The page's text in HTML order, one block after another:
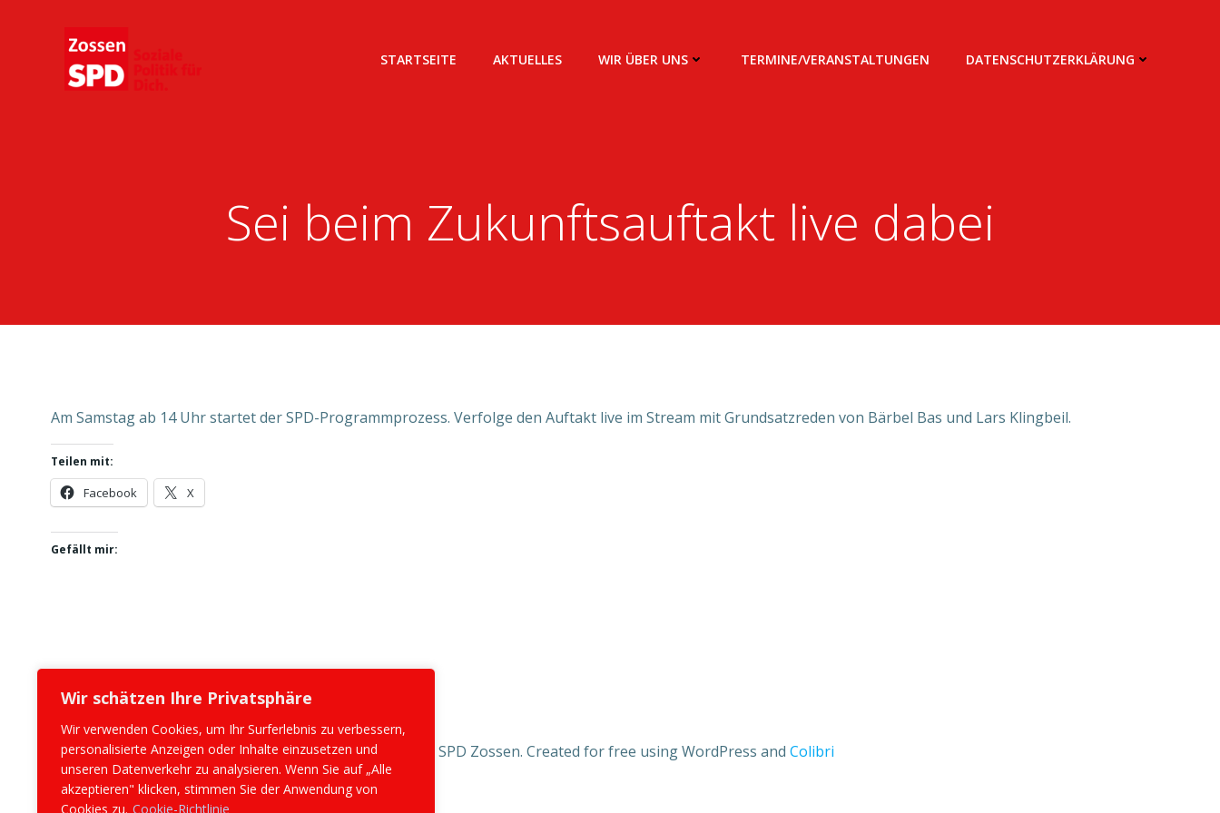
Wir schätzen Ihre Privatsphäre
Wir verwenden Cookies, um Ihr Surferlebnis zu verbessern,
personalisierte Anzeigen oder Inhalte einzusetzen und
unseren Datenverkehr zu analysieren. Wenn Sie auf „Alle
akzeptieren" klicken, stimmen Sie der Anwendung von
Cookies zu. Cookie-Richtlinie
STARTSEITE AKTUELLES WIR ÜBER UNS TERMINE/VERANSTALTUNGEN DATENSCHUTZERKLÄRUNG
Sei beim Zukunftsauftakt live dabei
Am Samstag ab 14 Uhr startet der SPD-Programmprozess. Verfolge den Auftakt live im Stream mit Grundsatzreden von Bärbel Bas und Lars Klingbeil.
Teilen mit:
Facebook X
Gefällt mir:
© 2026 SPD Zossen. Created for free using WordPress and Colibri